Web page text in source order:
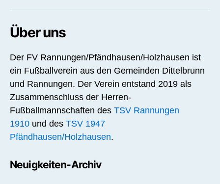
Über uns
Der FV Rannungen/Pfändhausen/Holzhausen ist
ein Fußballverein aus den Gemeinden Dittelbrunn
und Rannungen. Der Verein entstand 2019 als
Zusammenschluss der Herren-
Fußballmannschaften des TSV Rannungen
1910 und des TSV 1947
Pfändhausen/Holzhausen.
Neuigkeiten-Archiv